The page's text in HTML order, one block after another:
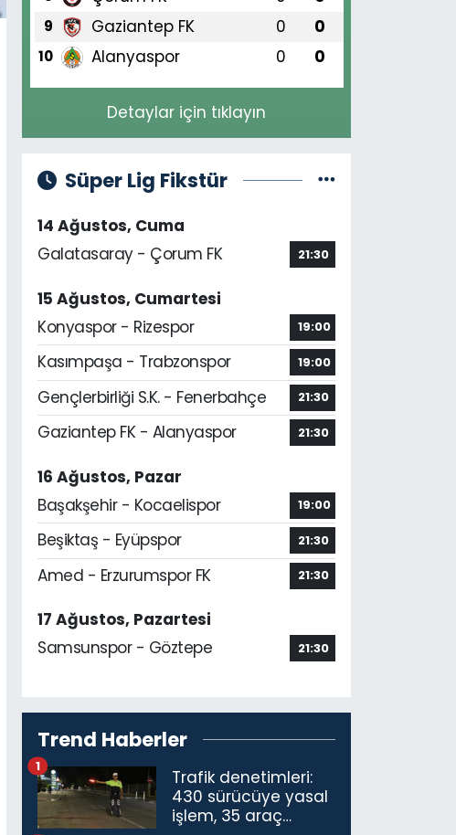
9 Gaziantep FK 0 0
10 Alanyaspor 0 0
Detaylar için tıklayın
Süper Lig Fikstür
14 Ağustos, Cuma
Galatasaray - Çorum FK
21:30
15 Ağustos, Cumartesi
Konyaspor - Rizespor
19:00
Kasımpaşa - Trabzonspor 19:00
Gençlerbirliği S.K. - Fenerbahçe 21:30
Gaziantep FK - Alanyaspor 21:30
16 Ağustos, Pazar
Başakşehir - Kocaelispor
19:00
Beşiktaş - Eyüpspor 21:30
Amed - Erzurumspor FK 21:30
17 Ağustos, Pazartesi
Samsunspor - Göztepe
21:30
Trend Haberler
Trafik denetimleri:
430 sürücüye yasal
işlem, 35 araç
1